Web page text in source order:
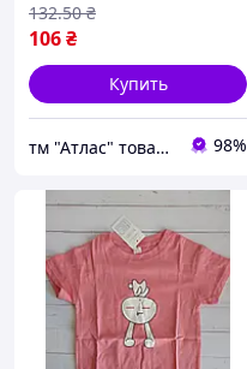
106₴
132.50 ₴
Купить
тм "Атлас" товари від виробника 98%